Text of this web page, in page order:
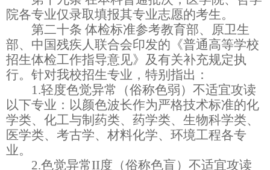
院各专业仅录取填报其专业志愿的考生。
第二十条 体检标准参考教育部、原卫生
部、中国残疾人联合会印发的《普通高等学校
招生体检工作指导意见》及有关补充规定执
行。 针对我校招生专业，特别指出：
1.轻度色觉异常（俗称色弱） 不适宜攻读
以下专业 ：以颜色波长作为严格技术标准的化
学类、化工与制药类、药学类、生物科学类、
医学类、考古学、材料化学、环境工程各专
业。
2.色觉异常II度（俗称色盲） 不适宜攻读